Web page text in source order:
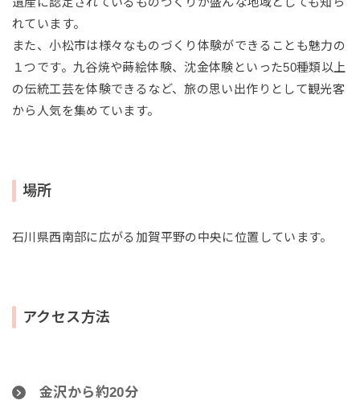
れています。
また、小松市は様々なものづくり体験ができることも魅力の
１つです。九谷焼や蒔絵体験、沈金体験といった50種類以上
の伝統工芸を体験できるなど、旅の思い出作りとして観光客
から人気を集めています。
場所
石川県西南部に広がる加賀平野の中央に位置しています。
アクセス方法
金沢から約20分